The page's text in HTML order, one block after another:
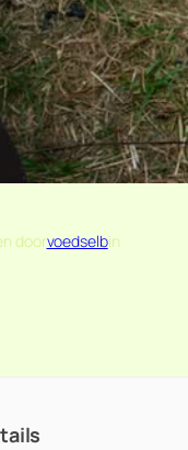
doorvoedselbin